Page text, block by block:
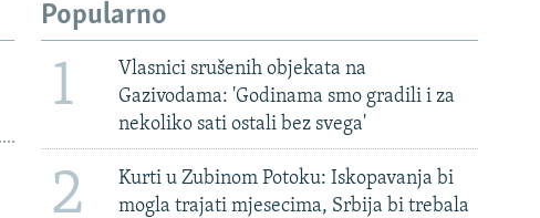
Popularno
1
Vlasnici srušenih objekata na
Gazivodama: 'Godinama smo gradili i za
nekoliko sati ostali bez svega'
2
Kurti u Zubinom Potoku: Iskopavanja bi
mogla trajati mjesecima, Srbija bi trebala